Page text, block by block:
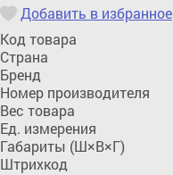
Добавить в избранное
Код товара
Страна
Бренд
Номер производителя
Вес товара
Ед. измерения
Габариты (Ш×В×Г)
Штрихкод